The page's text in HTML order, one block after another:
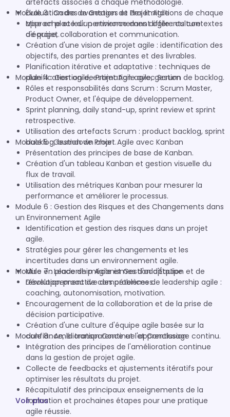
artefacts associés à chaque méthodologie.
Évaluation des avantages et des limitations de chaque
approche et leur pertinence dans différents contextes
de projet.
Module 3 : Cadre de Gestion de Projet Agile
Mise en place d'un environnement agile : culture
d'équipe, collaboration et communication.
Création d'une vision de projet agile : identification des
objectifs, des parties prenantes et des livrables.
Planification itérative et adaptative : techniques de
planification agile, estimation agile, gestion de backlog.
Module 4 : Gestion de Projet Agile avec Scrum
Rôles et responsabilités dans Scrum : Scrum Master,
Product Owner, et l'équipe de développement.
Sprint planning, daily stand-up, sprint review et sprint
retrospective.
Utilisation des artefacts Scrum : product backlog, sprint
backlog, burndown chart.
Module 5 : Gestion de Projet Agile avec Kanban
Présentation des principes de base de Kanban.
Création d'un tableau Kanban et gestion visuelle du
flux de travail.
Utilisation des métriques Kanban pour mesurer la
performance et améliorer le processus.
Module 6 : Gestion des Risques et des Changements dans
un Environnement Agile
Identification et gestion des risques dans un projet
agile.
Stratégies pour gérer les changements et les
incertitudes dans un environnement agile.
Mise en place de mécanismes d'adaptation et de
résolution proactive des problèmes.
Module 7 : Leadership Agile et Gestion d'Équipe
Développement de compétences de leadership agile :
coaching, autonomisation, motivation.
Encouragement de la collaboration et de la prise de
décision participative.
Création d'une culture d'équipe agile basée sur la
confiance, la transparence et l'apprentissage continu.
Module 8 : Amélioration Continue et Conclusion
Intégration des principes de l'amélioration continue
dans la gestion de projet agile.
Collecte de feedbacks et ajustements itératifs pour
optimiser les résultats du projet.
Récapitulatif des principaux enseignements de la
formation et prochaines étapes pour une pratique
agile réussie.
Voir plus